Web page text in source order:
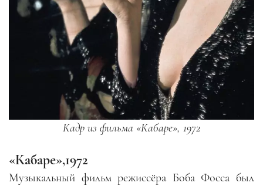
Кадр из фильма «Кабаре», 1972
«Кабаре»,1972
Музыкальный фильм режиссёра Боба Фосса был